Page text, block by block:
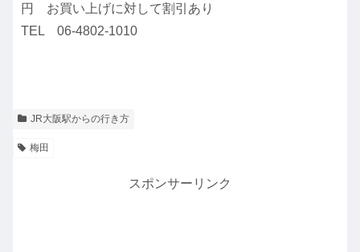
円 お買い上げに対して割引あり
TEL 06-4802-1010
JR大阪駅からの行き方
梅田
スポンサーリンク